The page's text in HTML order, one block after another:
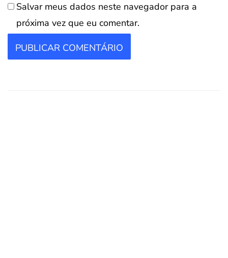
Salvar meus dados neste navegador para a
próxima vez que eu comentar.